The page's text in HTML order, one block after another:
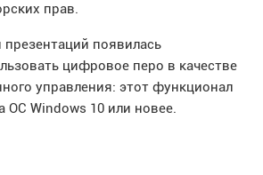
прав.
появилась
цифровое перо в качестве
управления: этот функционал
ОС Windows 10 или новее.